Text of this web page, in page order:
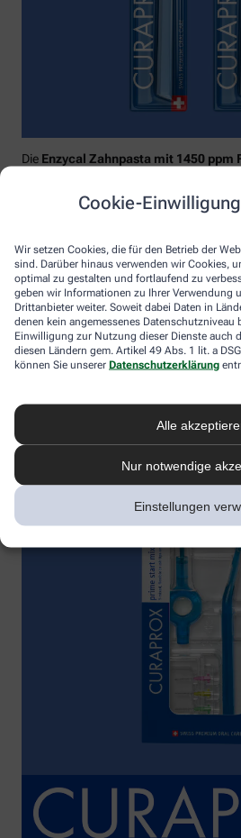
Cookie-
Wir setzen Cookies, die für den Betrieb der
sind. Darüber hinaus verwenden wir Cookies,
optimal zu gestalten und fortlaufend zu
geben wir Informationen zu Ihrer Verwendung
Drittanbieter weiter. Soweit dabei Daten in
denen kein angemessenes Datenschutzniveau
Einwilligung zur Nutzung dieser Dienste auch
diesen Ländern gem. Artikel 49 Abs. 1 lit. a
können Sie unserer Datenschutzerklärung
Alle
Nur notwendige
Einstellungen
Die Enzycal Zahnpasta mit 1450 ppm
Enzymen deine körpereigenen
Interdentalbürsten „prime“
reinigen
Zahnzwischenraum effektiv und
Zahnfleischrand über die konkaven
Kontaktstelle. Selbst kleinste
Verletzungsgefahr behandelt – dank
und extrastarken Chirurgendraht, mit
Reinigungsbewegung ausreicht:
Das House of Mouth bündelt dieses